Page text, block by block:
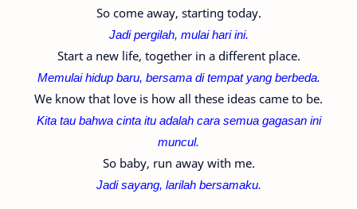
So come away, starting today.
Jadi pergilah, mulai hari ini.
Start a new life, together in a different place.
Memulai hidup baru, bersama di tempat yang berbeda.
We know that love is how all these ideas came to be.
Kita tau bahwa cinta itu adalah cara semua gagasan ini
muncul.
So baby, run away with me.
Jadi sayang, larilah bersamaku.